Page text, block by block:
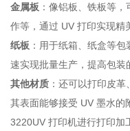
金属板 ：像铝板、铁板等
作等，通过 UV 打印实现精
纸板 ：用于纸箱、纸盒等
速实现批量生产，提高包装
其他材质 ：还可以打印皮
其表面能够接受 UV 墨水的
3220UV 打印机进行打印加